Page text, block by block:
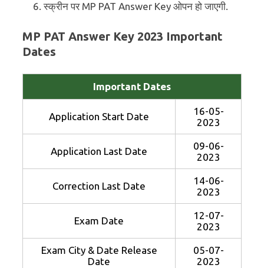
स्क्रीन पर MP PAT Answer Key ओपन हो जाएगी.
MP PAT Answer Key 2023 Important
Dates
Important Dates
Application Start Date
16-05-
2023
Application Last Date
09-06-
2023
Correction Last Date
14-06-
2023
Exam Date
12-07-
2023
Exam City & Date Release
Date
05-07-
2023